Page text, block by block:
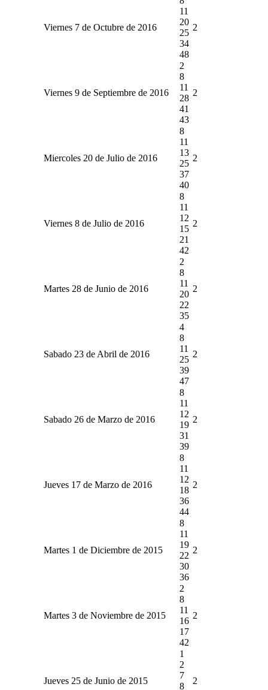
Viernes 7 de Octubre de 2016
11
20
25
34
48
2
Viernes 9 de Septiembre de 2016
2
8
11
28
41
43
2
Miercoles 20 de Julio de 2016
8
11
13
25
37
40
2
Viernes 8 de Julio de 2016
8
11
12
15
21
42
2
Martes 28 de Junio de 2016
2
8
11
20
22
35
2
Sabado 23 de Abril de 2016
4
8
11
25
39
47
2
Sabado 26 de Marzo de 2016
8
11
12
19
31
39
2
Jueves 17 de Marzo de 2016
8
11
12
18
36
44
2
Martes 1 de Diciembre de 2015
8
11
19
22
30
36
2
Martes 3 de Noviembre de 2015
2
8
11
16
17
42
2
Jueves 25 de Junio de 2015
1
2
7
8
2